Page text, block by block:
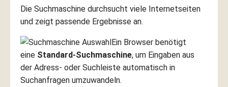
Die Suchmaschine durchsucht viele Internetseiten
und zeigt passende Ergebnisse an.
Ein Browser benötigt
eine Standard-Suchmaschine, um Eingaben aus
der Adress- oder Suchleiste automatisch in
Suchanfragen umzuwandeln.